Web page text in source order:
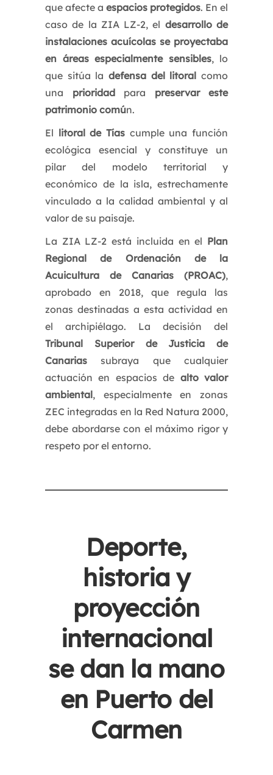
que afecte a espacios protegidos. En el
caso de la ZIA LZ-2, el desarrollo de
instalaciones acuícolas se proyectaba
en áreas especialmente sensibles, lo
que sitúa la defensa del litoral como
una prioridadpara preservar este
patrimonio común.
El litoral de Tías cumple una función
ecológica esencial y constituye un
pilar del modelo territorial y
económico de la isla, estrechamente
vinculado a la calidad ambiental y al
valor de su paisaje.
La ZIA LZ-2 está incluida en el Plan
Regional de Ordenación de la
Acuicultura de Canarias (PROAC),
aprobado en 2018, que regula las
zonas destinadas a esta actividad en
el archipiélago. La decisión del
Tribunal Superior de Justicia de
Canarias subraya que cualquier
actuación en espacios de alto valor
ambiental, especialmente en zonas
ZEC integradas en la Red Natura 2000,
debe abordarse con el máximo rigor y
respeto por el entorno.
Deporte,
historia y
proyección
internacional
se dan la mano
en Puerto del
Carmen